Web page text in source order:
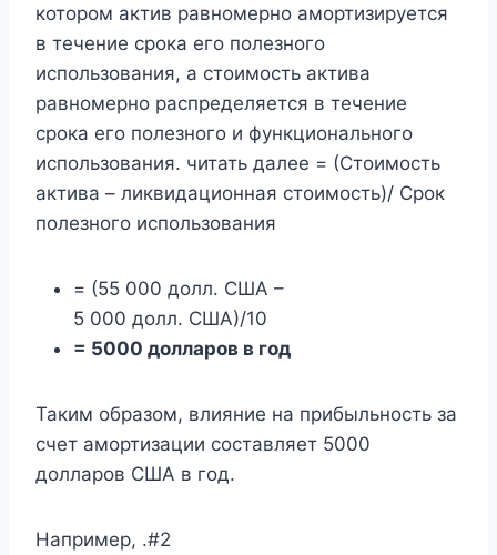
котором актив равномерно амортизируется
в течение срока его полезного
использования, а стоимость актива
равномерно распределяется в течение
срока его полезного и функционального
использования. читать далее = (Стоимость
актива – ликвидационная стоимость)/ Срок
полезного использования
= (55 000 долл. США –
5 000 долл. США)/10
= 5000 долларов в год
Таким образом, влияние на прибыльность за
счет амортизации составляет 5000
долларов США в год.
Например, .#2